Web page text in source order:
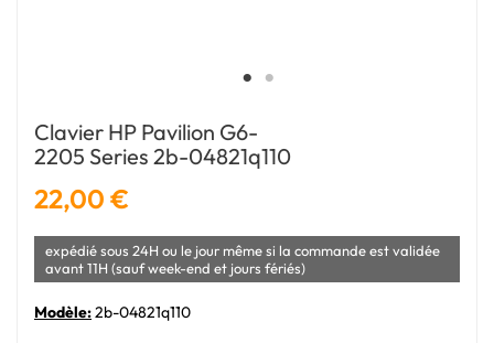
Clavier HP Pavilion G6-
2205 Series 2b-04821q110
22,00 €
expédié sous 24H ou le jour même si la commande est validée
avant 11H (sauf week-end et jours fériés)
Modèle:2b-04821q110